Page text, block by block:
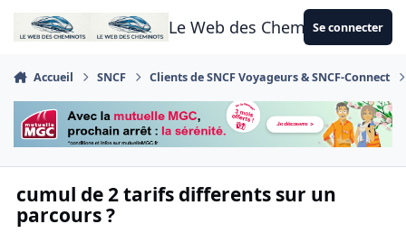
Aller au contenu
Le Web des CheminotsSe connecter
Accueil SNCF Clients de SNCF Voyageurs & SNCF-Connect
cumul de 2 tarifs differents sur un
parcours ?